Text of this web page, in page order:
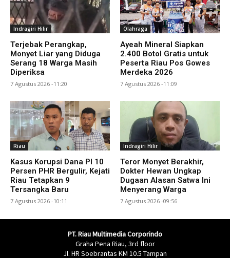
Indragiri Hilir
Terjebak Perangkap,
Monyet Liar yang Diduga
Serang 18 Warga Masih
Diperiksa
7 Agustus 2026 -11:20
Olahraga
Ayeah Mineral Siapkan
2.400 Botol Gratis untuk
Peserta Riau Pos Gowes
Merdeka 2026
7 Agustus 2026 -11:09
Riau
Kasus Korupsi Dana PI 10
Persen PHR Bergulir, Kejati
Riau Tetapkan 9
Tersangka Baru
7 Agustus 2026 -10:11
Indragiri Hilir
Teror Monyet Berakhir,
Dokter Hewan Ungkap
Dugaan Alasan Satwa Ini
Menyerang Warga
7 Agustus 2026 -09:56
PT. Riau Multimedia Corporindo
Graha Pena Riau, 3rd floor
Jl. HR Soebrantas KM 10.5 Tampan